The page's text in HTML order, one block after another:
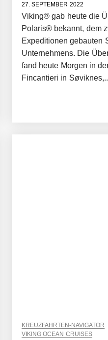
27. SEPTEMBER 2022
Viking® gab heute die
Polaris® bekannt, dem
Expeditionen gebauten
Unternehmens. Die
fand heute Morgen in
Fincantieri in
KREUZFAHRTEN-NAVIGATOR
VIKING OCEAN CRUISES